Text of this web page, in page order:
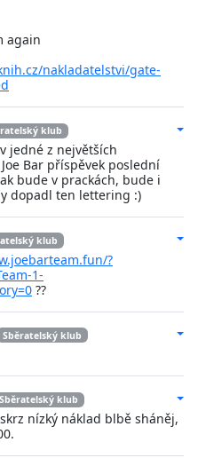
again
nakladatelstvi/gate-
klub
jedné z největších
Bar příspěvek poslední
bude v prackách, bude i
dopadl ten lettering :)
klub
?
1-
??
Sběratelský klub
Sběratelský klub
nízký náklad blbě sháněj,